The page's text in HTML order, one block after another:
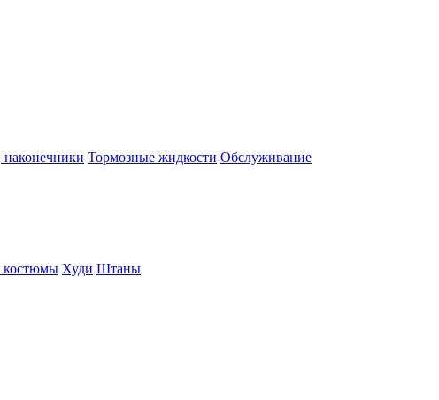
Тормозные жидкости Обслуживание
костюмы Худи Штаны